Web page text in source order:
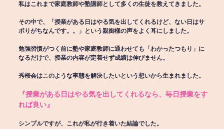
私はこれまで家庭教師や塾講師として多くの生徒を教えてきました。
その中で、「授業がある日はやる気を出してくれるけど、ない日はサ
ボりがちなんです。。」という親御様の声をよく耳にしました。
勉強習慣がつく前に塾や家庭教師に通わせても「わかったつもり」に
なるだけで、授業の内容が定着せず成績は伸びません。
秀桜会はこのような事態を解決したいという想いから生まれました。
『授業がある日はやる気を出してくれるなら、毎日授業をす
れば良い』
シンプルですが、これが私が行き着いた結論でした。